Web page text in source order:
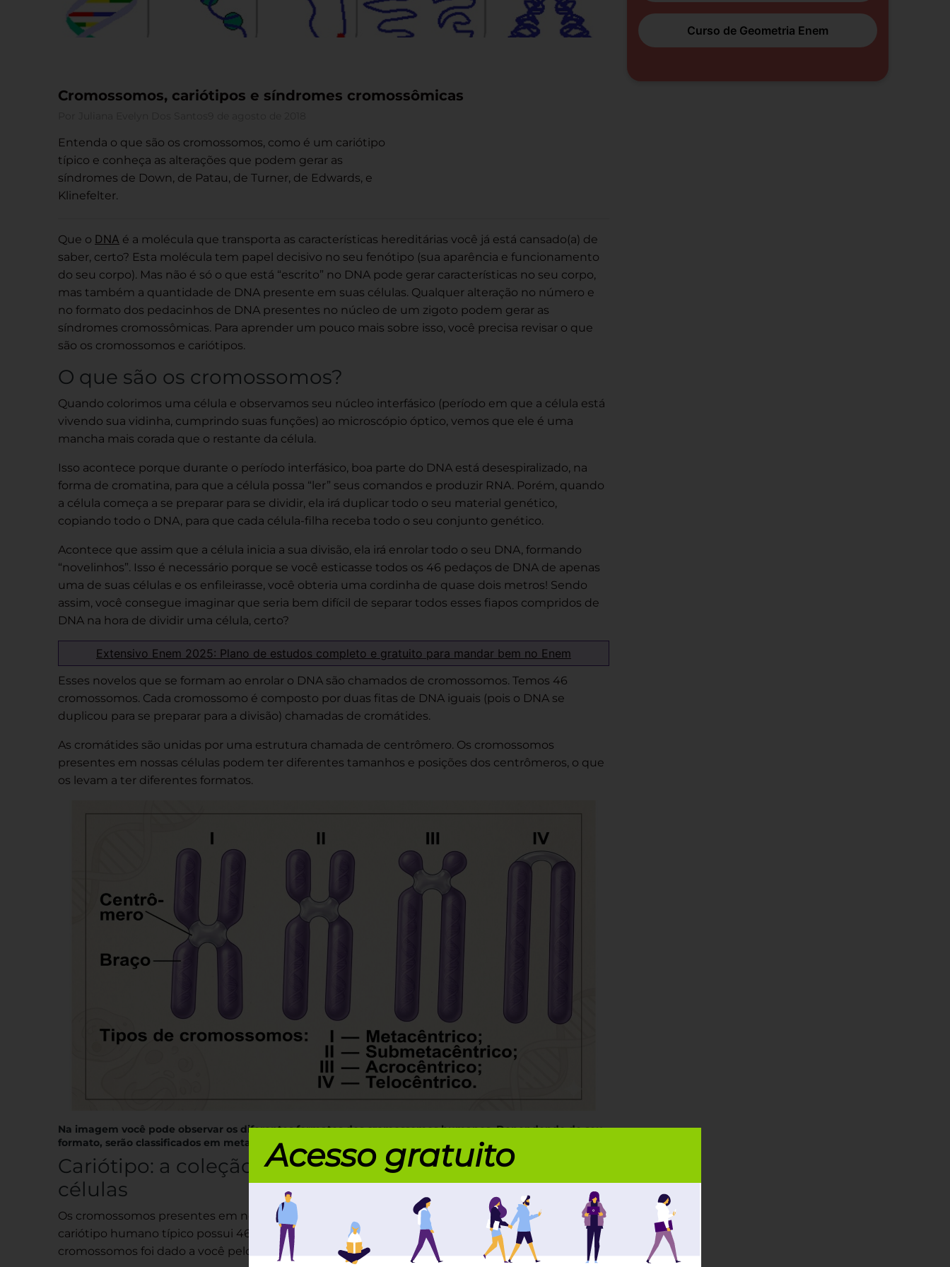
Cromossomos, cariótipos e síndromes cromossômicas
Entenda o que são os cromossomos, como é um cariótipo
típico e conheça as alterações que podem gerar as
síndromes de Down, de Patau, de Turner, de Edwards, e
Klinefelter.
Que o DNA é a molécula que transporta as características hereditárias você já está cansado(a) de
saber, certo? Esta molécula tem papel decisivo no seu fenótipo (sua aparência e funcionamento
do seu corpo). Mas não é só o que está “escrito” no DNA pode gerar características no seu corpo,
mas também a quantidade de DNA presente em suas células. Qualquer alteração no número e
no formato dos pedacinhos de DNA presentes no núcleo de um zigoto podem gerar as
síndromes cromossômicas. Para aprender um pouco mais sobre isso, você precisa revisar o que
são os cromossomos e cariótipos.
O que são os cromossomos?
Quando colorimos uma célula e observamos seu núcleo interfásico (período em que a célula está
vivendo sua vidinha, cumprindo suas funções) ao microscópio óptico, vemos que ele é uma
mancha mais corada que o restante da célula.
Isso acontece porque durante o período interfásico, boa parte do DNA está desespiralizado, na
forma de cromatina, para que a célula possa “ler” seus comandos e produzir RNA. Porém, quando
a célula começa a se preparar para se dividir, ela irá duplicar todo o seu material genético,
copiando todo o DNA, para que cada célula-filha receba todo o seu conjunto genético.
Acontece que assim que a célula inicia a sua divisão, ela irá enrolar todo o seu DNA, formando
“novelinhos”. Isso é necessário porque se você esticasse todos os 46 pedaços de DNA de apenas
uma de suas células e os enfileirasse, você obteria uma cordinha de quase dois metros! Sendo
assim, você consegue imaginar que seria bem difícil de separar todos esses fiapos compridos de
DNA na hora de dividir uma célula, certo?
Extensivo Enem 2025: Plano de estudos completo e gratuito para mandar bem no Enem
Esses novelos que se formam ao enrolar o DNA são chamados de cromossomos. Temos 46
cromossomos. Cada cromossomo é composto por duas fitas de DNA iguais (pois o DNA se
duplicou para se preparar para a divisão) chamadas de cromátides.
As cromátides são unidas por uma estrutura chamada de centrômero. Os cromossomos
presentes em nossas células podem ter diferentes tamanhos e posições dos centrômeros, o que
os levam a ter diferentes formatos.
Na imagem você pode observar os diferentes formatos dos cromossomos humanos. Dependendo do seu
formato, serão classificados em metacêntrico, submetacêntrico, acrocêntrico e telocêntrico.
Cariótipo: a coleção de cromossomos em nossas
células
Os cromossomos presentes em nossas células formam uma coleção chamada de cariótipo. Um
cariótipo humano típico possui 46 cromossomos. Eles formam 23 pares. Em cada par, um dos
cromossomos foi dado a você pelo seu pai, outro pela sua mãe.
Curso de Geometria Enem
Acesso gratuito